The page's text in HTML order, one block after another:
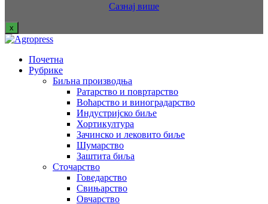
Сазнај више
x
Почетна
Рубрике
Биљна производња
Ратарство и повртарство
Воћарство и виноградарство
Индустријско биље
Хортикултура
Зачинско и лековито биље
Шумарство
Заштита биља
Сточарство
Говедарство
Свињарство
Овчарство